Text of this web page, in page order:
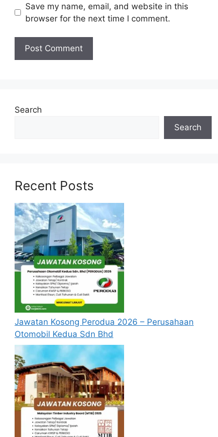
MAKLUMAT PERMOHONAN
Nama Majikan :
Pulau Pinang
2023 (Jumaat)
Untuk memohon lain-lainJawatan
Disini)
Syarat Asas Permohonan
Calon hendaklah warganegara Malaysia
berusia tidak kurang daripada
tahunpada tarikh tutup permohonan
jawatan.
Berkelayakan dan melepasi syarat-syarat
pelantikan yang telah ditetapkan bagi
setiap jawatan yang hendak dipohon, Sila
baca pada lampiran yang kami telah
sediakan seperti berikut.
Update Jawatan Kosong Terkini
Cara Memohon
Borang permohonan boleh didapati terus
secara ONLINE melalui laman web SPPP
Save my name, email, and website in this
browser for the next time I comment.
Search
Search
Recent Posts
Jawatan Kosong Perodua 2026 – Perusahaan
Otomobil Kedua Sdn Bhd